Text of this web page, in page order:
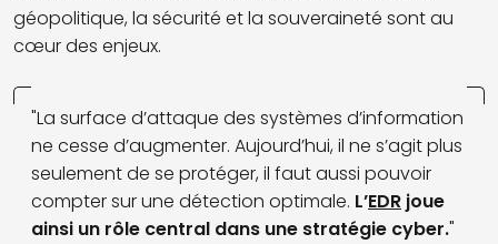
géopolitique, la sécurité et la souveraineté sont au
cœur des enjeux.
"La surface d’attaque des systèmes d’information
ne cesse d’augmenter. Aujourd’hui, il ne s’agit plus
seulement de se protéger, il faut aussi pouvoir
compter sur une détection optimale. L’EDR joue
ainsi un rôle central dans une stratégie cyber."